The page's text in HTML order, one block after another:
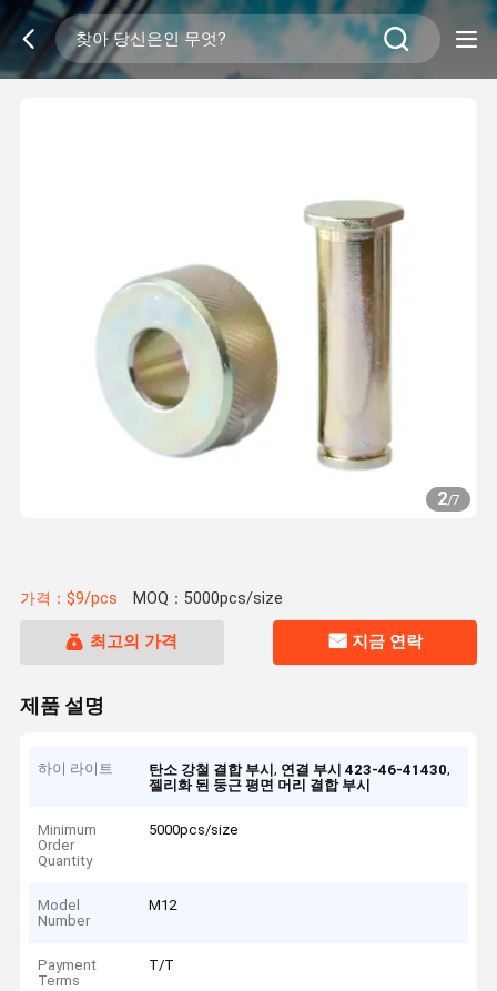
2/7
가격：$9/pcs MOQ：5000pcs/size
최고의 가격 지금 연락
제품 설명
하이 라이트 탄소 강철 결합 부시, 연결 부시 423-46-41430,
젤리화 된 둥근 평면 머리 결합 부시
Minimum
Order
Quantity
5000pcs/size
Model
Number
M12
Payment
Terms
T/T